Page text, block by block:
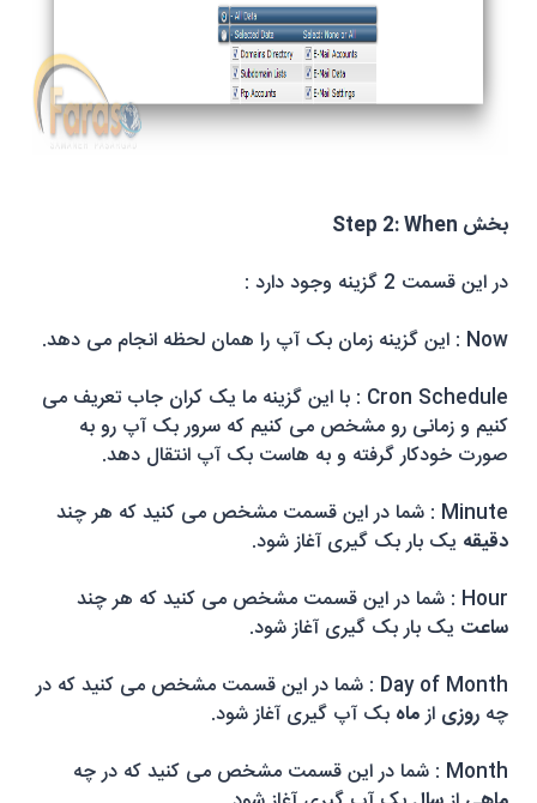
بخش Step 2: When
در این قسمت 2 گزینه وجود دارد :
Now : این گزینه زمان بک آپ را همان لحظه انجام می دهد.
Cron Schedule : با این گزینه ما یک کران جاب تعریف می
کنیم و زمانی رو مشخص می کنیم که سرور بک آپ رو به
صورت خودکار گرفته و به هاست بک آپ انتقال دهد.
Minute : شما در این قسمت مشخص می کنید که هر چند
دقیقه یک بار بک گیری آغاز شود.
Hour : شما در این قسمت مشخص می کنید که هر چند
ساعت یک بار بک گیری آغاز شود.
Day of Month : شما در این قسمت مشخص می کنید که در
چه روزی ازماه بک آپ گیری آغاز شود.
Month : شما در این قسمت مشخص می کنید که در چه